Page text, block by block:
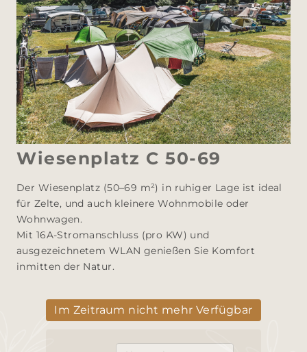
Wiesenplatz C 50-69
Der Wiesenplatz (50–69 m²) in ruhiger Lage ist ideal
für Zelte, und auch kleinere Wohnmobile oder
Wohnwagen.
Mit 16A-Stromanschluss (pro KW) und
ausgezeichnetem WLAN genießen Sie Komfort
inmitten der Natur.
Im Zeitraum nicht mehr Verfügbar